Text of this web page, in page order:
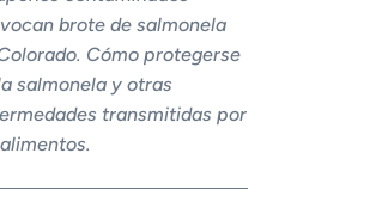
brote de salmonela
Cómo protegerse
salmonela y otras
transmitidas por